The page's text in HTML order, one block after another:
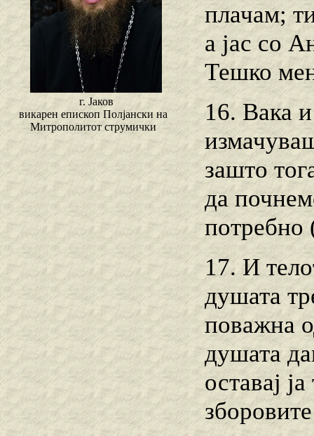
г. Јаков
викарен епископ Полјански на
Митрополитот струмички
плачам;
а јас со
Тешко
16. Вака
зашто
да
потребно
17. И
душата
поважна
душата
оставај